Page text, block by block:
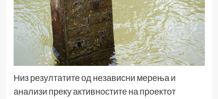
Низ резултатите од независни мерења и
анализи преку активностите на проектот